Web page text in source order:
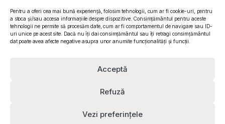
Pentru a oferi cea mai bună experiență, folosim tehnologii, cum ar fi cookie-uri, pentru
a stoca și/sau accesa informațiile despre dispozitive. Consimțământul pentru aceste
tehnologii ne permite să procesăm date, cum ar fi comportamentul de navigare sau ID-
uri unice pe acest site. Dacă nu îți dai consimțământul sau îți retragi consimțământul
dat poate avea afecte negative asupra unor anumite funcționalități și funcții.
Acceptă
Refuză
Vezi preferințele
CIF: RO15571358 | Reg. com: J26/839/2003